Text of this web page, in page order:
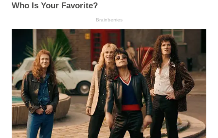
Who Is Your Favorite?
Brainberries